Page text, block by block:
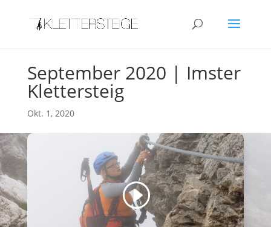
September 2020 | Imster
Klettersteig
Okt. 1, 2020